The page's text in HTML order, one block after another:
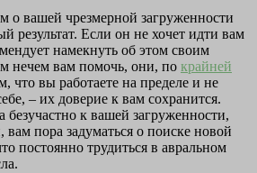
о вашей чрезмерной загруженности
результат. Если он не хочет идти вам
намекнуть об этом своим
нечем вам помочь, они, по крайней
что вы работаете на пределе и не
– их доверие к вам сохранится.
безучастно к вашей загруженности,
пора задуматься о поиске новой
постоянно трудиться в авральном